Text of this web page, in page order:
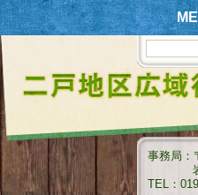
事務局：
TEL：
新着情報
組合情報
消防情報